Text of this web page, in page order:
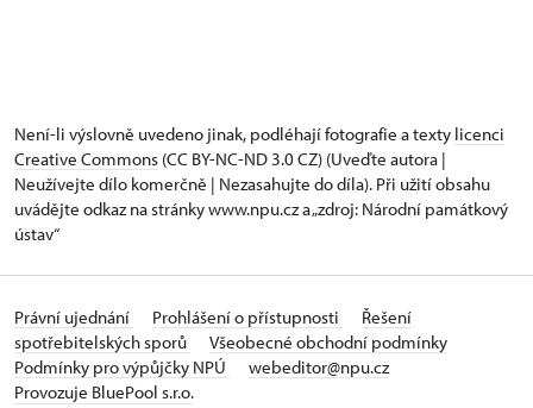
Není-li výslovně uvedeno jinak, podléhají fotografie a texty licenci
Creative Commons (CC BY-NC-ND 3.0 CZ) (Uveďte autora |
Neužívejte dílo komerčně | Nezasahujte do díla). Při užití obsahu
uvádějte odkaz na stránky www.npu.cz a „zdroj: Národní památkový
ústav“
Právní ujednání Prohlášení o přístupnosti
Řešení
spotřebitelských sporů
Všeobecné obchodní podmínky
Podmínky pro výpůjčky NPÚ
webeditor@npu.cz
Provozuje BluePool s.r.o.